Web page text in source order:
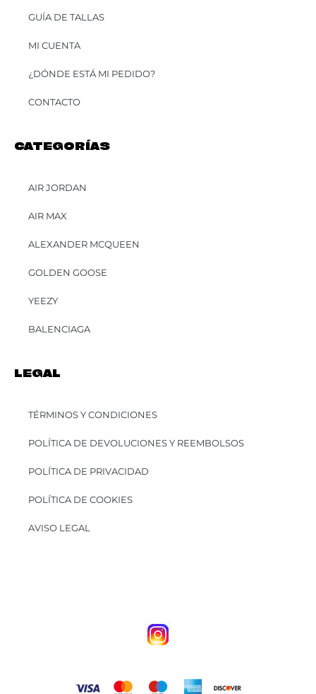
GUÍA DE TALLAS
MI CUENTA
¿DÓNDE ESTÁ MI PEDIDO?
CONTACTO
CATEGORÍAS
AIR JORDAN
AIR MAX
ALEXANDER MCQUEEN
GOLDEN GOOSE
YEEZY
BALENCIAGA
LEGAL
TÉRMINOS Y CONDICIONES
POLÍTICA DE DEVOLUCIONES Y REEMBOLSOS
POLÍTICA DE PRIVACIDAD
POLÍTICA DE COOKIES
AVISO LEGAL